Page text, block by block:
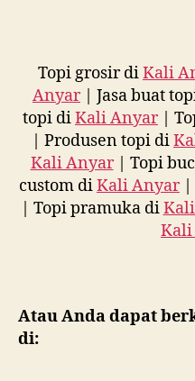
Topi grosir diKali
Anyar| Jasa buat
topi diKali Anyar|
| Produsen topi di
Kali Anyar| Topi
custom diKali Anyar|
| Topi pramuka di
Atau Anda dapat
di: